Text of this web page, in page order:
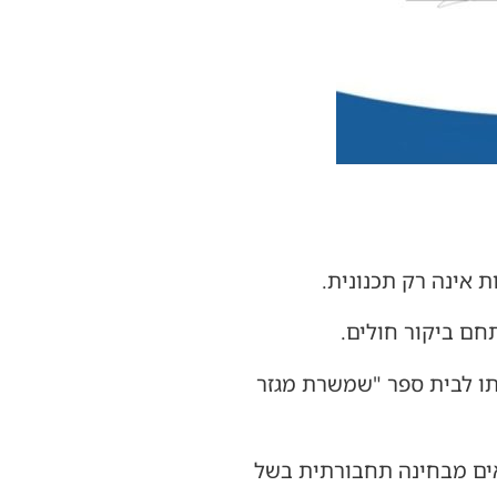
אינה רק תכנונית.
ביקור חולים.
לבית ספר "שמשרת מגזר
מבחינה תחבורתית בשל